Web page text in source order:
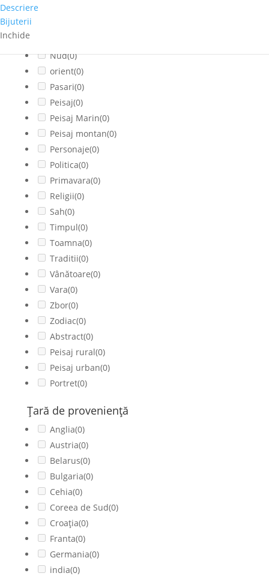
Descriere
Bijuterii
Inchide
Nud(0)
orient(0)
Pasari(0)
Peisaj(0)
Peisaj Marin(0)
Peisaj montan(0)
Personaje(0)
Politica(0)
Primavara(0)
Religii(0)
Sah(0)
Timpul(0)
Toamna(0)
Traditii(0)
Vânătoare(0)
Vara(0)
Zbor(0)
Zodiac(0)
Abstract(0)
Peisaj rural(0)
Peisaj urban(0)
Portret(0)
Ţară de provenienţă
Anglia(0)
Austria(0)
Belarus(0)
Bulgaria(0)
Cehia(0)
Coreea de Sud(0)
Croația(0)
Franta(0)
Germania(0)
india(0)